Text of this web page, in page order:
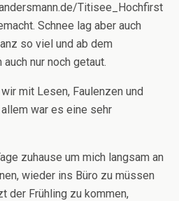
Titisee_Hochfirst
Schnee lag aber auch
so viel und ab dem
nur noch getaut.
mit Lesen, Faulenzen und
war es eine sehr
zuhause um mich langsam an
wieder ins Büro zu müssen
der Frühling zu kommen,